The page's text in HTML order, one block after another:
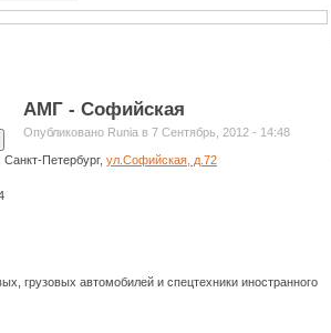
АМГ - Софийская
Опубликовано Runia в 7 Сентябрь, 2012 - 14:48
Санкт-Петербург, ул.Софийская, д.72
грузовых автомобилей и спецтехники иностранного